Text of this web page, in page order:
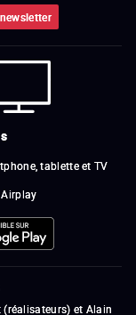
tablette et TV
(réalisateurs) et Alain